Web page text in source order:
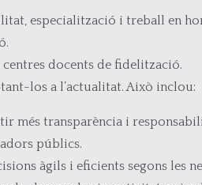
especialització i treball en
docents de fidelització.
los a l’actualitat. Això inclou:
més transparència i
públics.
àgils i eficients segons les